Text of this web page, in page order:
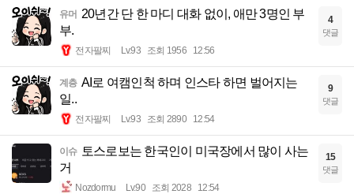
유머 20년간 단 한 마디 대화 없이, 애만 3명인 부
부.
전자팔찌 Lv.93 조회 1956 12:56
4
댓글
계층 AI로 여캠인척 하며 인스타 하면 벌어지는
일..
전자팔찌 Lv.93 조회 2890 12:54
9
댓글
이슈
토스로보는 한국인이 미국장에서 많이 사는
거
Nozdormu Lv.90 조회 2028 12:54
15
댓글